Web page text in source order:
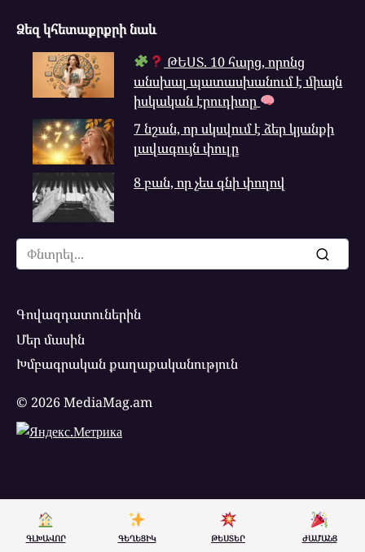
Ձեզ կհետաքրքրի նաև
ԹԵՍՏ. 10 հարց, որոնց
անսխալ պատասխանում է միայն
իսկական էրուդիտը
7 նշան, որ սկսվում է ձեր կյանքի
լավագույն փուլը
8 բան, որ չես գնի փողով
Search
for:
Գովազդատուներին
Մեր մասին
Խմբագրական քաղաքականություն
© 2026 MediaMag.am
ԳԼԽԱՎՈՐ ԳԵՂԵՑԻԿ ԹԵՍՏԵՐ ԺԱՄԱՆՑ